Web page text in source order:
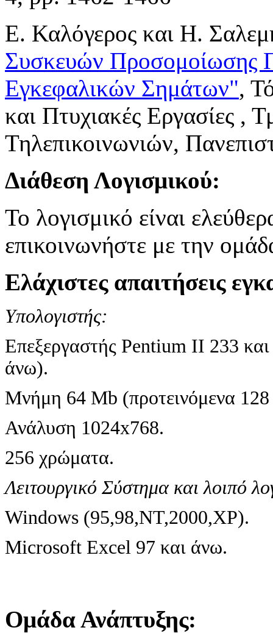
Ε. Καλόγερος και Η.
Συσκευών Προσομοίωσης
Εγκεφαλικών Σημάτων",
και Πτυχιακές Εργασίες ,
Τηλεπικοινωνιών,
Διάθεση Λογισμικού:
Το λογισμικό είναι
επικοινωνήστε με την
Ελάχιστες απαιτήσεις
Υπολογιστής:
Επεξεργαστής Pentium ΙΙ 233
άνω).
Μνήμη 64 Mb (προτεινόμενα
Ανάλυση 1024x768.
256 χρώματα.
Λειτουργικό Σύστημα και λοιπό
Windows (95,98,NT,2000,XP).
Microsoft Excel 97 και άνω.
Ομάδα Ανάπτυξης: